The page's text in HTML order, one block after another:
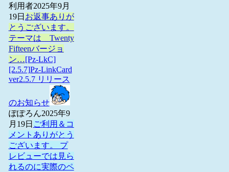
利用者2025年9月
19日 お返事ありが
とうございます。
テーマは Twenty
Fifteenバージョ
ン…[Pz-LkC]
[2.5.7]Pz-LinkCard
ver2.5.7 リリース
のお知らせ
ぽぽろん2025年9
月19日 ご利用＆コ
メントありがとう
ございます。 プ
レビューでは見ら
れるのに実際のペ